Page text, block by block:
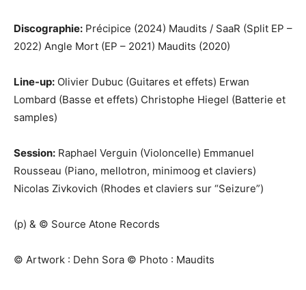
Discographie: Précipice (2024) Maudits / SaaR (Split EP –
2022) Angle Mort (EP – 2021) Maudits (2020)
Line-up: Olivier Dubuc (Guitares et effets) Erwan
Lombard (Basse et effets) Christophe Hiegel (Batterie et
samples)
Session: Raphael Verguin (Violoncelle) Emmanuel
Rousseau (Piano, mellotron, minimoog et claviers)
Nicolas Zivkovich (Rhodes et claviers sur “Seizure”)
(p) & © Source Atone Records
© Artwork : Dehn Sora © Photo : Maudits